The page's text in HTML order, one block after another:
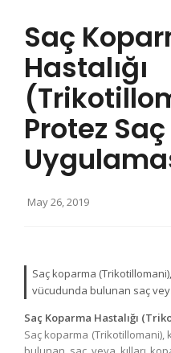
Saç
Hastalığı
Protez Saç
May 26, 2019
Saç koparma
vücudunda bulunan saç veya
Saç Koparma Hastalığı
Saç koparma